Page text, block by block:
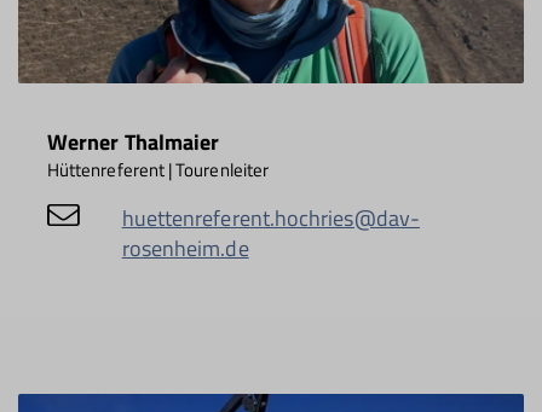
Werner Thalmaier
Hüttenreferent | Tourenleiter
huettenreferent.hochries@dav-
rosenheim.de